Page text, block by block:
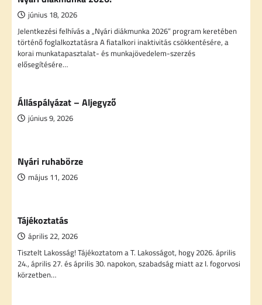
június 18, 2026
Jelentkezési felhívás a „Nyári diákmunka 2026” program keretében
történő foglalkoztatásra A fiatalkori inaktivitás csökkentésére, a
korai munkatapasztalat- és munkajövedelem-szerzés
elősegítésére…
Álláspályázat – Aljegyző
június 9, 2026
Nyári ruhabörze
május 11, 2026
Tájékoztatás
április 22, 2026
Tisztelt Lakosság! Tájékoztatom a T. Lakosságot, hogy 2026. április
24., április 27. és április 30. napokon, szabadság miatt az I. fogorvosi
körzetben…